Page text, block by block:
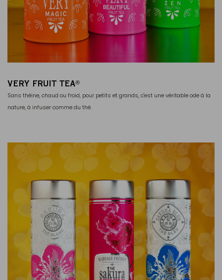
VERY FRUIT TEA®
Sans théine, chaud ou froid, pour petits et grands, c'est une véritable ode à la
nature, à infuser comme du thé.